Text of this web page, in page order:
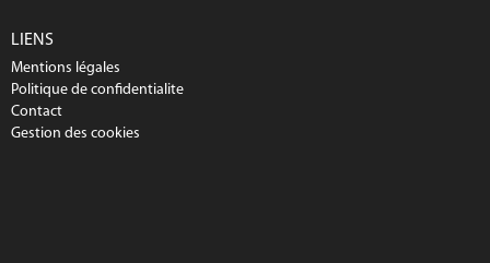
LIENS
Mentions légales
Politique de confidentialite
Contact
Gestion des cookies